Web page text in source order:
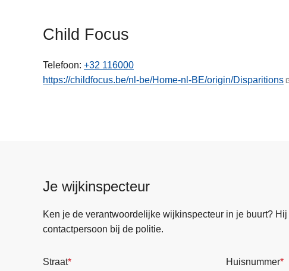
Child Focus
Telefoon +32 116000
https://childfocus.be/nl-be/Home-nl-BE/origin/Disparitions
Je wijkinspecteur
Ken je de verantwoordelijke wijkinspecteur in je buurt?
contactpersoon bij de politie.
Straat Huisnummer